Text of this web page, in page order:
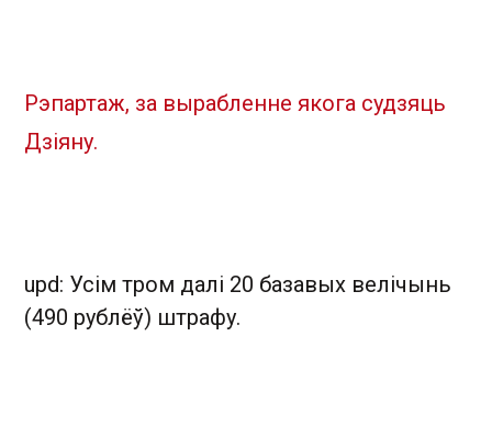
Рэпартаж, за вырабленне якога судзяць
Дзіяну.
upd: Усім тром далі 20 базавых велічынь
(490 рублёў) штрафу.